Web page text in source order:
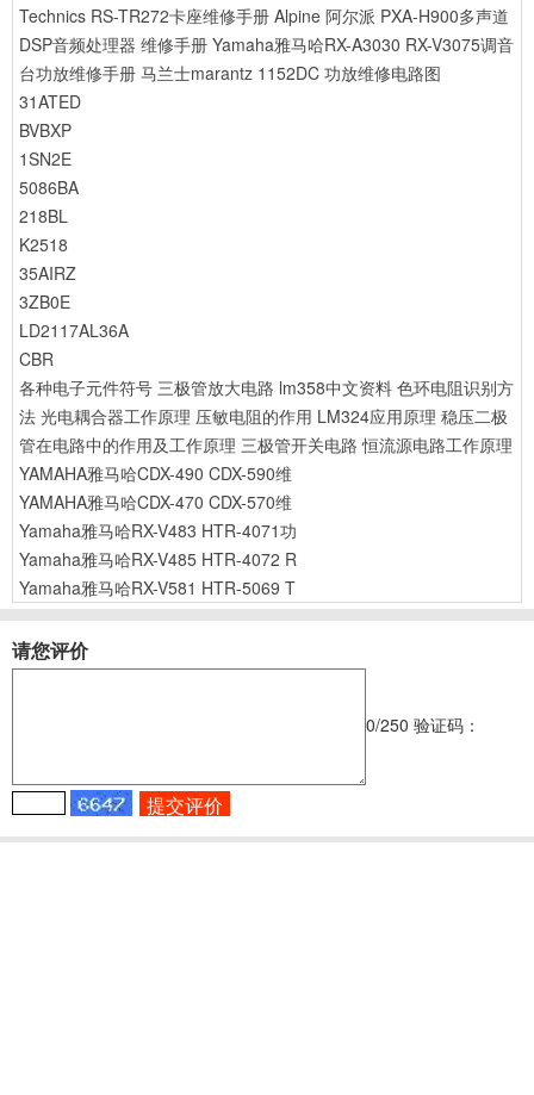
Technics RS-TR272卡座维修手册 Alpine 阿尔派 PXA-H900多声道
DSP音频处理器 维修手册 Yamaha雅马哈RX-A3030 RX-V3075调音
台功放维修手册 马兰士marantz 1152DC 功放维修电路图
31ATED
BVBXP
1SN2E
5086BA
218BL
K2518
35AIRZ
3ZB0E
LD2117AL36A
CBR
各种电子元件符号 三极管放大电路 lm358中文资料 色环电阻识别方
法 光电耦合器工作原理 压敏电阻的作用 LM324应用原理 稳压二极
管在电路中的作用及工作原理 三极管开关电路 恒流源电路工作原理
YAMAHA雅马哈CDX-490 CDX-590维
YAMAHA雅马哈CDX-470 CDX-570维
Yamaha雅马哈RX-V483 HTR-4071功
Yamaha雅马哈RX-V485 HTR-4072 R
Yamaha雅马哈RX-V581 HTR-5069 T
请您评价
0/250 验证码：